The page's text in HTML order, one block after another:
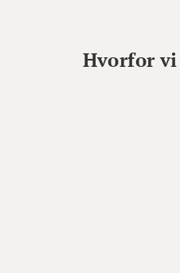
Hvorfor